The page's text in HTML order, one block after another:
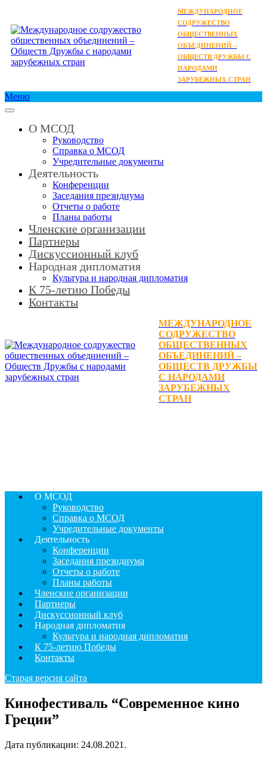
МЕЖДУНАРОДНОЕ
СОДРУЖЕСТВО
ОБЩЕСТВЕННЫХ
ОБЪЕДИНЕНИЙ –
ОБЩЕСТВ ДРУЖБЫ С
НАРОДАМИ
ЗАРУБЕЖНЫХ СТРАН
Меню
О МСОД
Руководство
Справка о МСОД
Учредительные документы
Деятельность
Конференции
Заседания президиума
Отчеты о работе
Планы работы
Членские организации
Партнеры
Дискуссионный клуб
Народная дипломатия
Культура и народная дипломатия
К 75-летию Победы
Контакты
МЕЖДУНАРОДНОЕ
СОДРУЖЕСТВО
ОБЩЕСТВЕННЫХ
ОБЪЕДИНЕНИЙ –
ОБЩЕСТВ ДРУЖБЫ
С НАРОДАМИ
ЗАРУБЕЖНЫХ
СТРАН
О МСОД
Руководство
Справка о МСОД
Учредительные документы
Деятельность
Конференции
Заседания президиума
Отчеты о работе
Планы работы
Членские организации
Партнеры
Дискуссионный клуб
Народная дипломатия
Культура и народная дипломатия
К 75-летию Победы
Контакты
Старая версия сайта
Кинофестиваль “Современное кино
Греции”
Дата публикации: 24.08.2021 .